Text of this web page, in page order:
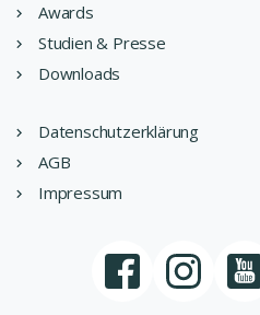
Awards
Studien & Presse
Downloads
Datenschutzerklärung
AGB
Impressum